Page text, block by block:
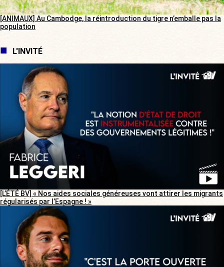
[ANIMAUX] Au Cambodge, la réintroduction du tigre n’emballe pas la
population
L'INVITÉ
[L’ÉTÉ BV] « Nos aides sociales généreuses vont attirer les migrants
régularisés par l’Espagne ! »